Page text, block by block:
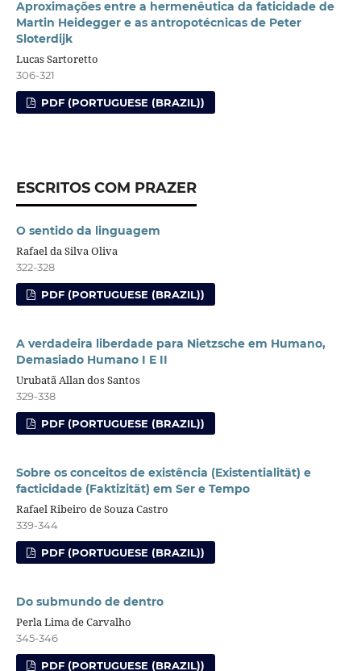
Aproximações entre a hermenêutica da faticidade de
Martin Heidegger e as antropotécnicas de Peter
Sloterdijk
Lucas Sartoretto
306-321
PDF (PORTUGUESE (BRAZIL))
ESCRITOS COM PRAZER
O sentido da linguagem
Rafael da Silva Oliva
322-328
PDF (PORTUGUESE (BRAZIL))
A verdadeira liberdade para Nietzsche em Humano,
Demasiado Humano I E II
Urubatã Allan dos Santos
329-338
PDF (PORTUGUESE (BRAZIL))
Sobre os conceitos de existência (Existentialität) e
facticidade (Faktizität) em Ser e Tempo
Rafael Ribeiro de Souza Castro
339-344
PDF (PORTUGUESE (BRAZIL))
Do submundo de dentro
Perla Lima de Carvalho
345-346
PDF (PORTUGUESE (BRAZIL))